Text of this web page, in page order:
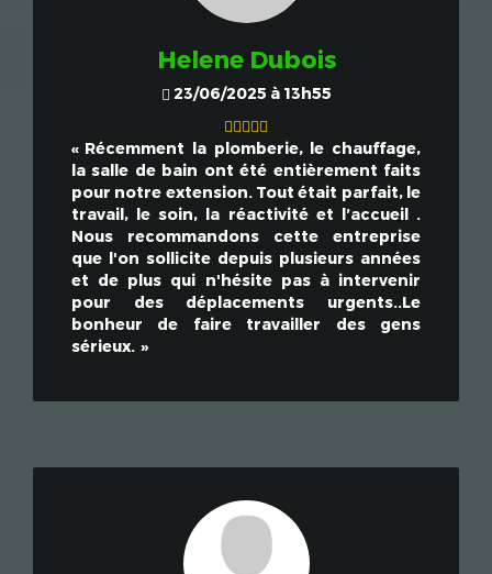
Helene Dubois
23/06/2025 à 13h55
Récemment la plomberie, le chauffage,
la salle de bain ont été entièrement faits
pour notre extension. Tout était parfait, le
travail, le soin, la réactivité et l’accueil .
Nous recommandons cette entreprise
que l'on sollicite depuis plusieurs années
et de plus qui n'hésite pas à intervenir
pour des déplacements urgents..Le
bonheur de faire travailler des gens
sérieux.